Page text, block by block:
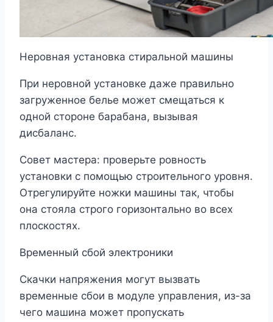
Неровная установка стиральной машины
При неровной установке даже правильно
загруженное белье может смещаться к
одной стороне барабана, вызывая
дисбаланс.
Совет мастера: проверьте ровность
установки с помощью строительного уровня.
Отрегулируйте ножки машины так, чтобы
она стояла строго горизонтально во всех
плоскостях.
Временный сбой электроники
Скачки напряжения могут вызвать
временные сбои в модуле управления, из-за
чего машина может пропускать